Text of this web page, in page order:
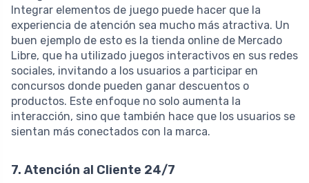
Integrar elementos de juego puede hacer que la
experiencia de atención sea mucho más atractiva. Un
buen ejemplo de esto es la tienda online de Mercado
Libre, que ha utilizado juegos interactivos en sus redes
sociales, invitando a los usuarios a participar en
concursos donde pueden ganar descuentos o
productos. Este enfoque no solo aumenta la
interacción, sino que también hace que los usuarios se
sientan más conectados con la marca.
7. Atención al Cliente 24/7